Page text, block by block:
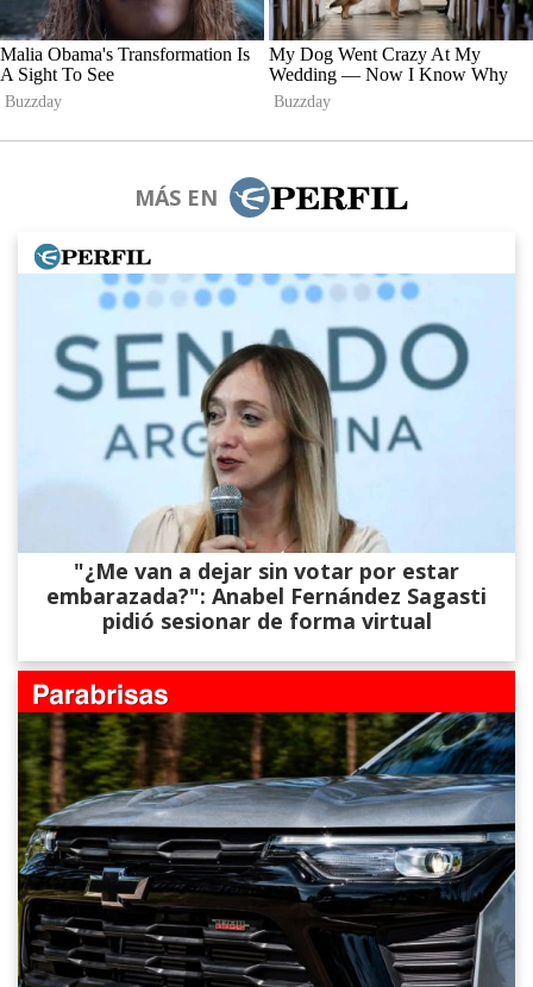
MÁS EN
"¿Me van a dejar sin votar por estar
embarazada?": Anabel Fernández Sagasti
pidió sesionar de forma virtual